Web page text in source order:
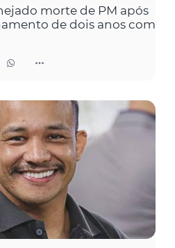
morte de PM após
de dois anos com